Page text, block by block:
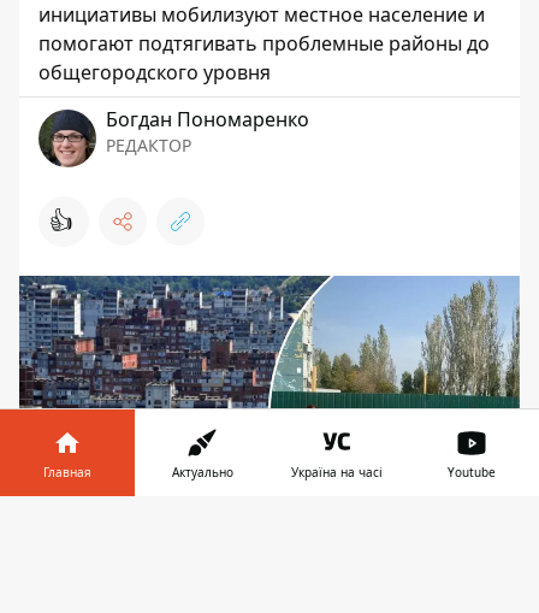
инициативы мобилизуют местное население и
помогают подтягивать проблемные районы до
общегородского уровня
Богдан Пономаренко
РЕДАКТОР
👍
Главная Актуально Україна на часі Youtube